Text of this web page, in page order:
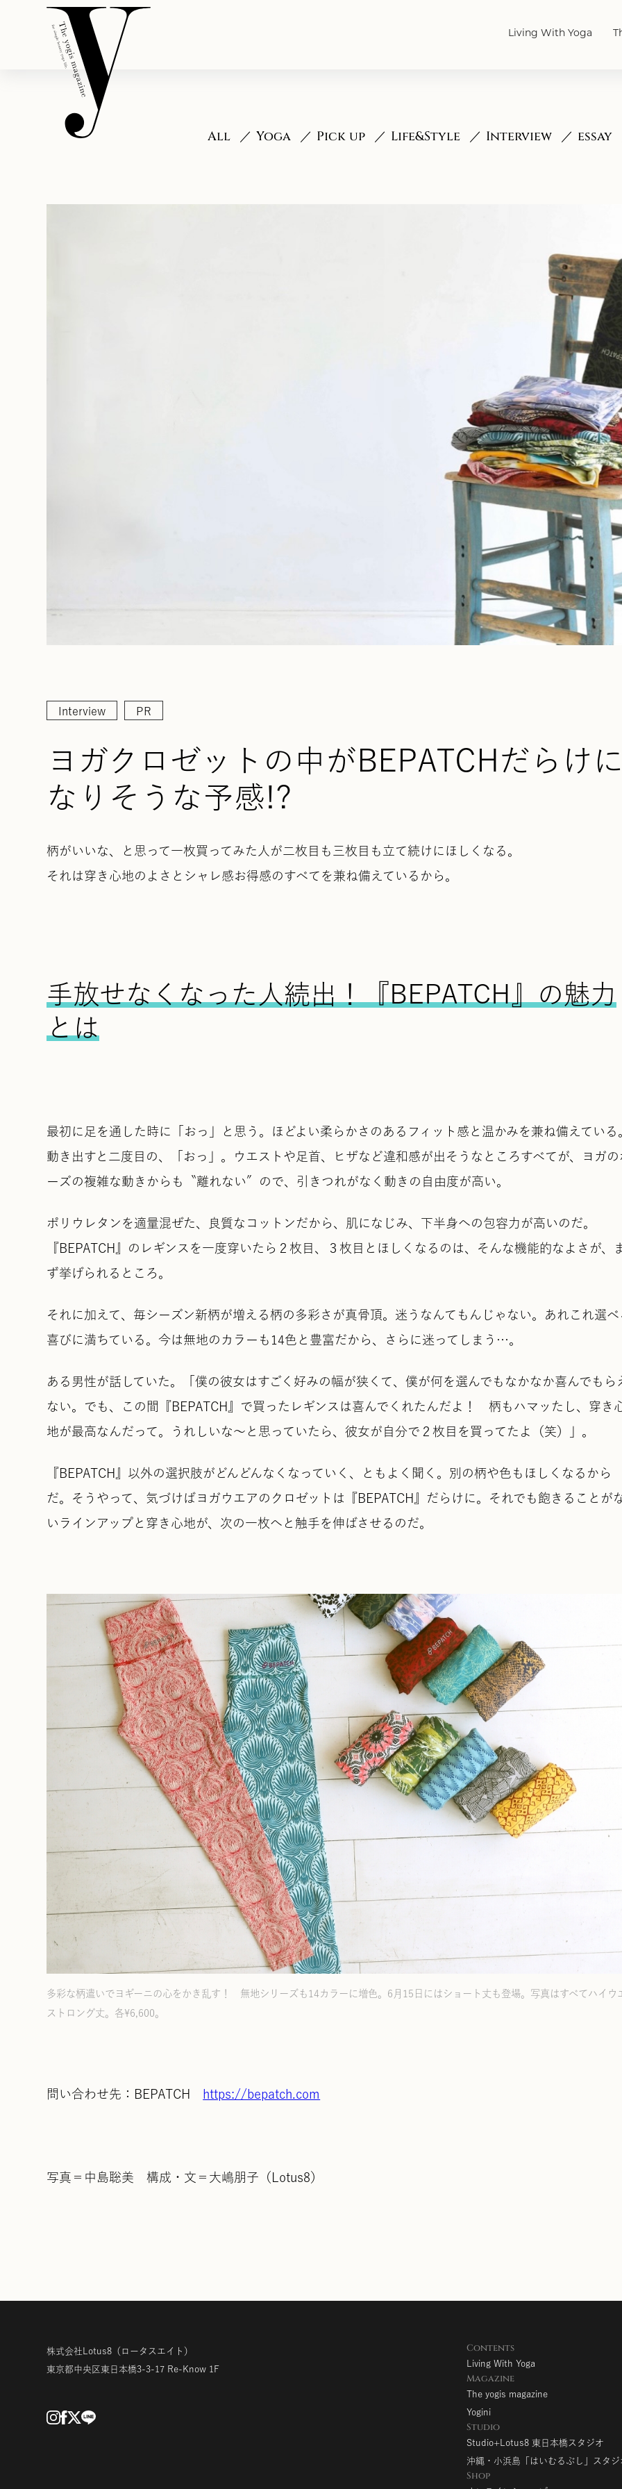
Living With Yoga
All Yoga Pick up Life&Style Interview essay
Interview PR
ヨガクロゼットの中がBEPATCHだらけ
なりそうな予感!?
柄がいいな、と思って一枚買ってみた人が二枚目も三枚目も立て続けにほしくなる。
それは穿き心地のよさとシャレ感お得感のすべてを兼ね備えているから。
手放せなくなった人続出！『BEPATCH』の魅力
とは
最初に足を通した時に「おっ」と思う。ほどよい柔らかさのあるフィット感と温かみを兼ね備えている
動き出すと二度目の、「おっ」。ウエストや足首、ヒザなど違和感が出そうなところすべてが、ヨガの
ーズの複雑な動きからも〝離れない〞ので、引きつれがなく動きの自由度が高い。
ポリウレタンを適量混ぜた、良質なコットンだから、肌になじみ、下半身への包容力が高いのだ。
『BEPATCH』のレギンスを一度穿いたら２枚目、３枚目とほしくなるのは、そんな機能的なよさが、
ず挙げられるところ。
それに加えて、毎シーズン新柄が増える柄の多彩さが真骨頂。迷うなんてもんじゃない。あれこれ選べ
喜びに満ちている。今は無地のカラーも14色と豊富だから、さらに迷ってしまう…。
ある男性が話していた。「僕の彼女はすごく好みの幅が狭くて、僕が何を選んでもなかなか喜んでもら
ない。でも、この間『BEPATCH』で買ったレギンスは喜んでくれたんだよ！ 柄もハマッたし、穿き
地が最高なんだって。うれしいな〜と思っていたら、彼女が自分で２枚目を買ってたよ（笑）」。
『BEPATCH』以外の選択肢がどんどんなくなっていく、ともよく聞く。別の柄や色もほしくなるから
だ。そうやって、気づけばヨガウエアのクロゼットは『BEPATCH』だらけに。それでも飽きることが
いラインアップと穿き心地が、次の一枚へと触手を伸ばさせるのだ。
多彩な柄遣いでヨギーニの心をかき乱す！ 無地シリーズも14カラーに増色。6月15日にはショート丈も登場。写真はすべてハイウ
ストロング丈。各¥6,600。
問い合わせ先：BEPATCH https://bepatch.com
写真＝中島聡美 構成・文＝大嶋朋子（Lotus8）
株式会社Lotus8 （ロータスエイト）
東京都中央区東日本橋3-3-17 Re-Know 1F
Contents
Living With Yoga
Magazine
The yogis magazine
Yogini
Studio
Studio+Lotus8 東日本橋スタジオ
沖縄・小浜島「はいむるぶし」スタジ
Shop